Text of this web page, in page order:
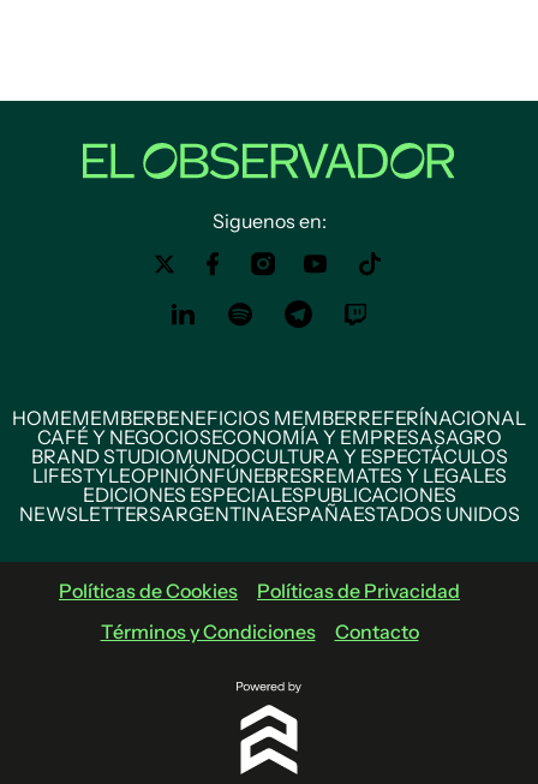
Siguenos en:
HOMEMEMBERBENEFICIOS MEMBERREFERÍNACIONAL
CAFÉ Y NEGOCIOSECONOMÍA Y EMPRESASAGRO
BRAND STUDIOMUNDOCULTURA Y ESPECTÁCULOS
LIFESTYLEOPINIÓNFÚNEBRESREMATES Y LEGALES
EDICIONES ESPECIALESPUBLICACIONES
NEWSLETTERSARGENTINAESPAÑAESTADOS UNIDOS
Políticas de Cookies
Políticas de Privacidad
Términos y Condiciones
Contacto